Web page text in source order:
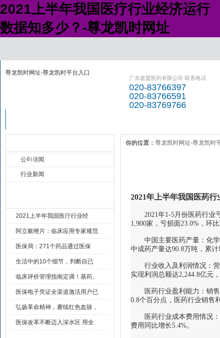
2021上半年我国医疗行业经济运行
数据知多少？-尊龙凯时网址
尊龙凯时网址-尊龙凯时平台入口
广东嘉盟医药有限公司 联系电话
020-83766397
020-83766591
020-83769766
口
公司新闻
行业新闻
2021上半年我国医疗行业经
阿立哌唑片：临床应用专家规范
医保局：271个药品通过医保
生活中的10个细节，判断自已
临床评价管理指南定调！基药、
医保电子凭证全渠道激活用户已
弘扬革命精神，赓续红色血脉，
医保改革不断迈入深水区 用全
你的位置： 尊龙凯时网址-尊龙凯时
2021年上半年我国医药行
2021年1-5月份医药行业亏
1,900家，亏损面23.0%，环
中国主要医药产量：化学
中成药产量达90.8万吨，累计
行业收入及利润情况：
实现利润总额达2,244.8亿元
医药行业盈利能力：销售
0.8个百分点，医药行业销售
医药行业成本费用情况：
费用同比增长5.4%。